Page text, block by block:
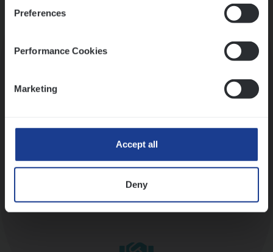
Preferences
Performance Cookies
Marketing
Accept all
Deny
Diepte-interview met leidinggevende